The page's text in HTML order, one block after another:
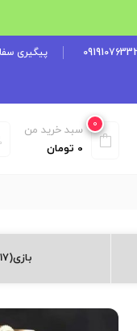
پیگیری
0
سبد خرید من
0 تومان
بازی(17)